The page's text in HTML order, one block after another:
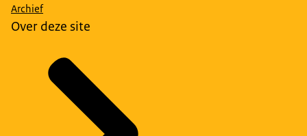
Archief
Over deze site